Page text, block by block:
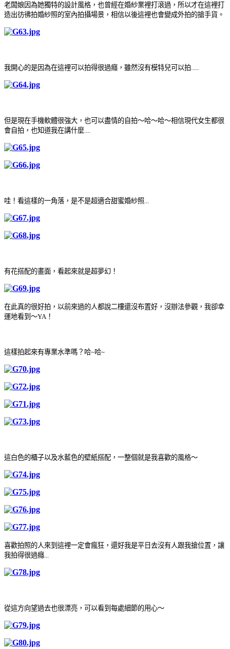
老闆娘因為她獨特的設計風格，也曾經在婚紗業裡打滾過，所以才在這裡打
造出彷彿拍婚紗照的室內拍攝場景，相信以後這裡也會變成外拍的搶手貨 。
我開心的是因為在這裡可以拍得很過癮，雖然沒有模特兒可以拍.....
但是現在手機軟體很強大，也可以盡情的自拍～哈～哈～相信現代女生都很
會自拍，也知道我在講什麼....
哇！看這樣的一角落，是不是超適合甜蜜婚紗照...
有花搭配的畫面，看起來就是超夢幻！
在此真的很好拍，以前來過的人都說二樓還沒布置好，沒辦法參觀，我卻幸
運地看到～YA！
這樣拍起來有專業水準嗎？哈~哈~
這白色的櫃子以及水藍色的壁紙搭配，一整個就是我喜歡的風格～
喜歡拍照的人來到這裡一定會瘋狂，還好我是平日去沒有人跟我搶位置，讓
我拍得很過癮...
從這方向望過去也很漂亮，可以看到每處細節的用心～